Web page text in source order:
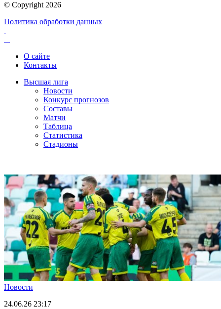
© Copyright 2026
Политика обработки данных
О сайте
Контакты
Высшая лига
Новости
Конкурс прогнозов
Составы
Матчи
Таблица
Статистика
Стадионы
Новости
24.06.26 23:17